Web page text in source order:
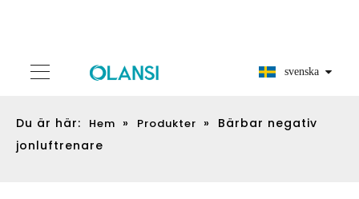
svenska
Du är här: Hem » Produkter »
Bärbar negativ
jonluftrenare